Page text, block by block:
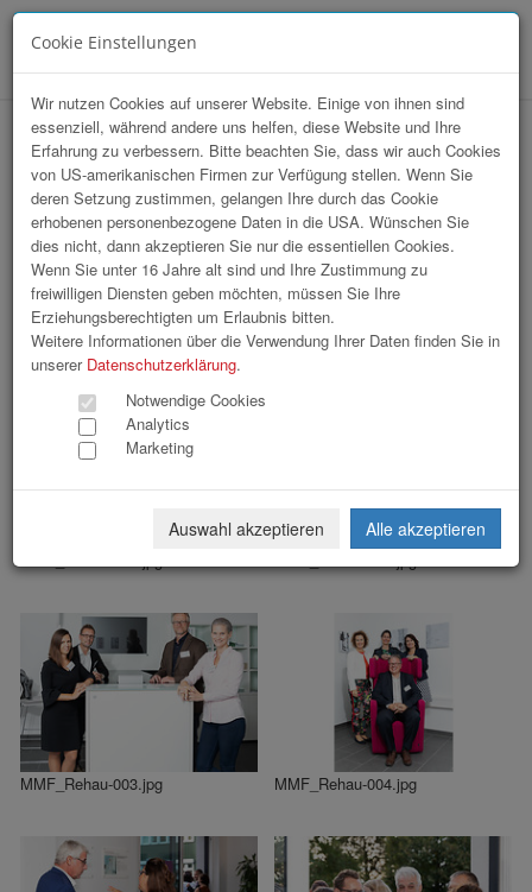
Array
hr-lounge Ost zu Gast bei REHAU
Gesellschaft m.b.H.
73 Bilder
« 1 2 3 »
MMF_Rehau-003.jpg MMF_Rehau-004.jpg
Cookie Einstellungen
Wir nutzen Cookies auf unserer Website. Einige von ihnen sind
essenziell, während andere uns helfen, diese Website und Ihre
Erfahrung zu verbessern. Bitte beachten Sie, dass wir auch Cookies
von US-amerikanischen Firmen zur Verfügung stellen. Wenn Sie
deren Setzung zustimmen, gelangen Ihre durch das Cookie
erhobenen personenbezogene Daten in die USA. Wünschen Sie
dies nicht, dann akzeptieren Sie nur die essentiellen Cookies.
Wenn Sie unter 16 Jahre alt sind und Ihre Zustimmung zu
freiwilligen Diensten geben möchten, müssen Sie Ihre
Erziehungsberechtigten um Erlaubnis bitten.
Weitere Informationen über die Verwendung Ihrer Daten finden Sie in
unserer Datenschutzerklärung.
Notwendige Cookies
Analytics
Marketing
Auswahl akzeptieren Alle akzeptieren